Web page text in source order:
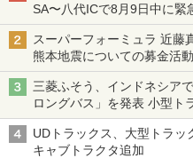
SA〜八代ICで8月9日中に緊
スーパーフォーミュラ 近藤
熊本地震についての募金活
三菱ふそう、インドネシア
ロングバス」を発表 小型ト
バス
UDトラックス、大型トラッ
キャブトラクタ追加